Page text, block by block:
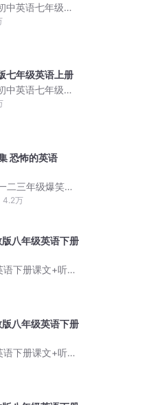
中英语七年级上
年级英语上册
中英语七年级上
恐怖的英语
二三年级爆笑校
4.2万
八年级英语下册
语下册课文+听力
八年级英语下册
语下册课文+听力